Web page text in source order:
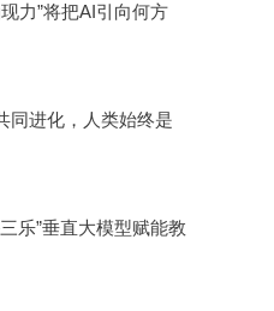
力”将把AI引向何方
同进化，人类始终是
乐”垂直大模型赋能教